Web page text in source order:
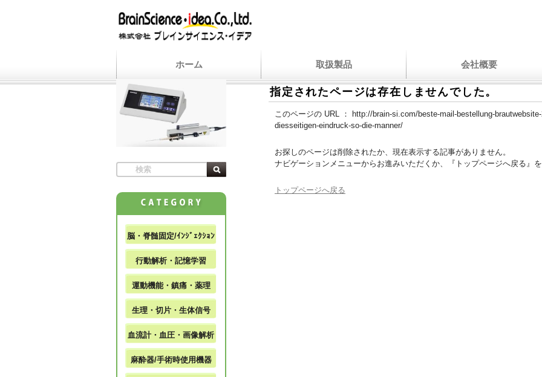
ホーム 取扱製品 会社概要
指定されたページは存在しませんでした。
このページの URL ：
http://brain-si.com/beste-mail-bestellung-
diesseitigen-eindruck-so-die-manner/
お探しのページは削除されたか、現在表示する記事がありません。
ナビゲーションメニューからお進みいただくか、『トップページへ戻る』を
トップページへ戻る
脳・脊髄固定/ｲﾝｼﾞｪｸｼｮﾝ
行動解析・記憶学習
運動機能・鎮痛・薬理
生理・切片・生体信号
血流計・血圧・画像解析
麻酔器/手術時使用機器